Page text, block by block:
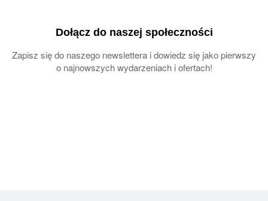
Dołącz do naszej społeczności
Zapisz się do naszego newslettera i dowiedz się jako pierwszy
o najnowszych wydarzeniach i ofertach!